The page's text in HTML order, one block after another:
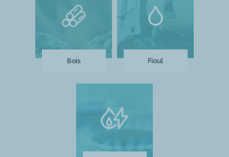
Bois Fioul